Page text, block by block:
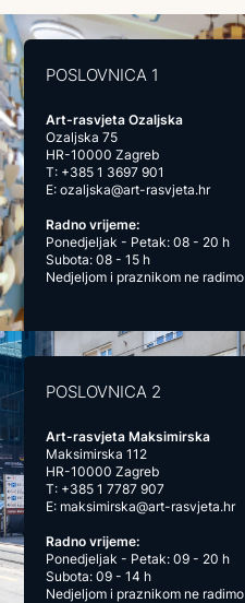
POSLOVNICA 1
Art-rasvjeta Ozaljska
Ozaljska 75
HR-10000 Zagreb
T: +385 1 3697 901
E:ozaljska@art-rasvjeta.hr
Radno vrijeme:
Ponedjeljak - Petak: 08 - 20 h
Subota: 08 - 15 h
Nedjeljom i praznikom ne radimo
POSLOVNICA 2
Art-rasvjeta Maksimirska
Maksimirska 112
HR-10000 Zagreb
T: +385 1 7787 907
E: maksimirska@art-rasvjeta.hr
Radno vrijeme:
Ponedjeljak - Petak: 09 - 20 h
Subota: 09 - 14 h
Nedjeljom i praznikom ne radimo